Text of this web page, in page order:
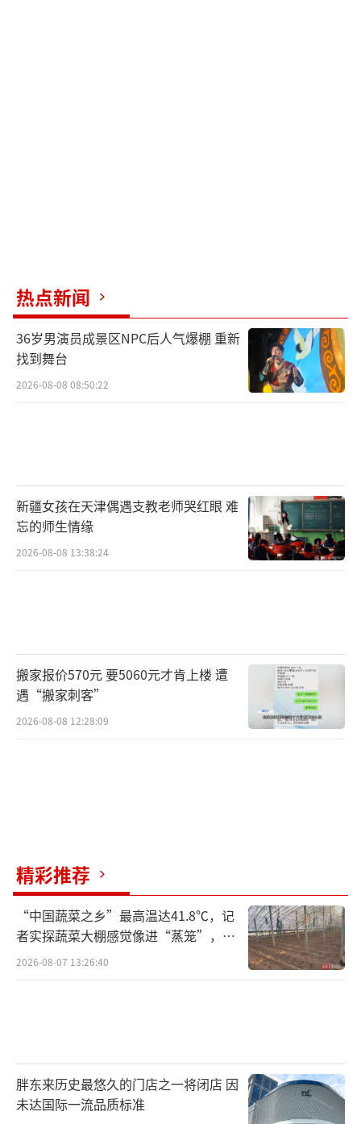
热点新闻
36岁男演员成景区NPC后人气爆棚 重新
找到舞台
2026-08-08 08:50:22
新疆女孩在天津偶遇支教老师哭红眼 难
忘的师生情缘
2026-08-08 13:38:24
搬家报价570元 要5060元才肯上楼 遭
遇“搬家刺客”
2026-08-08 12:28:09
精彩推荐
“中国蔬菜之乡”最高温达41.8℃，记
者实探蔬菜大棚感觉像进“蒸笼”，有
村民称只能凌晨两点起来干活
2026-08-07 13:26:40
胖东来历史最悠久的门店之一将闭店 因
未达国际一流品质标准